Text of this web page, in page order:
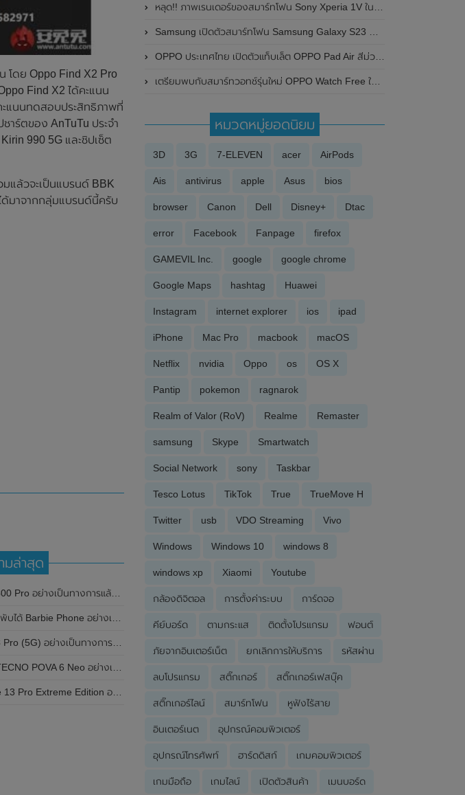
โดย Oppo Find X2 Pro
Find X2 ได้คะแนน
แนนทดสอบประสิทธิภาพที่
าร์ตของ AnTuTu ประจำ
990 5G และชิปเซ็ต
แล้วจะเป็นแบรนด์ BBK
ด้มาจากกลุ่มแบรนด์นี้ครับ
มล่าสุด
เมี่ยม ทนทาน และแบตเตอรี่สุดอึดขนาดใหญ่ 6,500mAh พร้อมรองรับการชาร์จไว 80W
อย่างเป็นทางการแล้ว มาพร้อมธีมสีชมพูสดใส
ย่างเป็นทางการแล้วในประเทศอินเดีย
เป็นทางการแล้วในประเทศไทย ในราคา 8,499 บาท
Edition อย่างเป็นทางการแล้วในประเทศจีน
หลุด!! ภาพเรนเดอร์ของสมาร์ทโฟน Sony Xperia 1V ในสีม่วงใหม่ พร้อมเผยรายละเอียดสเปกที่สำคัญบางส่วน ลุ้นเปิดตัวในในงาน MWC 2023 นี้
Samsung เปิดตัวสมาร์ทโฟน Samsung Galaxy S23 Ultra สองสีใหม่ในประเทศอินเดีย
OPPO ประเทศไทย เปิดตัวแท็บเล็ต OPPO Pad Air สีม่วงใหม่ ดีไซน์สวย ทันสมัย ในราคาเพียง 10,990 บาท
เตรียมพบกับสมาร์ทวอทช์รุ่นใหม่ OPPO Watch Free ในเร็วๆนี้
หมวดหมู่ยอดนิยม
3D 3G 7-ELEVEN acer AirPods
Ais antivirus apple Asus bios
browser Canon Dell Disney+ Dtac
error Facebook Fanpage firefox
GAMEVIL Inc. google google chrome
Google Maps hashtag Huawei
Instagram internet explorer ios ipad
iPhone Mac Pro macbook macOS
Netflix nvidia Oppo os OS X
Pantip pokemon ragnarok
Realm of Valor (RoV) Realme Remaster
samsung Skype Smartwatch
Social Network sony Taskbar
Tesco Lotus TikTok True TrueMove H
Twitter usb VDO Streaming Vivo
Windows Windows 10 windows 8
windows xp Xiaomi Youtube
กล้องดิจิตอล การตั้งค่าระบบ การ์ดจอ
คีย์บอร์ด ตามกระแส ติดตั้งโปรแกรม ฟอนต์
ภัยจากอินเตอร์เน็ต ยกเลิกการให้บริการ รหัสผ่าน
ลบโปรแกรม สติ๊กเกอร์ สติ๊กเกอร์เฟสบุ๊ค
สติ๊กเกอร์ไลน์ สมาร์ทโฟน หูฟังไร้สาย
อินเตอร์เนต อุปกรณ์คอมพิวเตอร์
อุปกรณ์โทรศัพท์ ฮาร์ดดิสก์ เกมคอมพิวเตอร์
เกมมือถือ เกมไลน์ เปิดตัวสินค้า เมนบอร์ด